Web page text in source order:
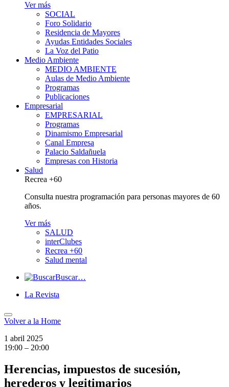
Ver más
SOCIAL
Foro Solidario
Residencia de Mayores
Ayudas Entidades Sociales
La Voz del Patio
Medio Ambiente
MEDIO AMBIENTE
Aulas de Medio Ambiente
Programas
Publicaciones
Empresarial
EMPRESARIAL
Programas
Dinamismo Empresarial
Canal Empresa
Palacio Saldañuela
Empresas con Historia
Salud
Recrea +60
Consulta nuestra programación para personas mayores de 60
años.
Ver más
SALUD
interClubes
Recrea +60
Salud mental
Buscar…
La Revista
Volver a la Home
1 abril 2025
19:00 – 20:00
Herencias, impuestos de sucesión,
herederos y legitimarios